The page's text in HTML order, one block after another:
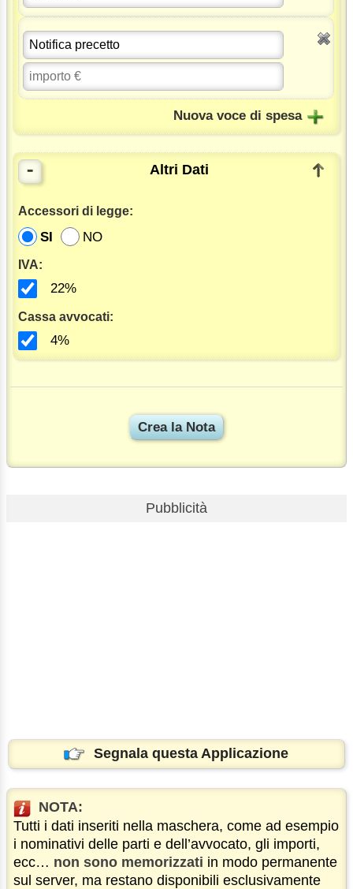
Nuova voce di spesa
- Altri Dati
Accessori di legge:
SI NO
IVA:
22%
Cassa avvocati:
4%
Pubblicità
Segnala questa Applicazione
NOTA:
Tutti i dati inseriti nella maschera, come ad esempio
i nominativi delle parti e dell’avvocato, gli importi,
ecc… non sono memorizzati in modo permanente
sul server, ma restano disponibili esclusivamente